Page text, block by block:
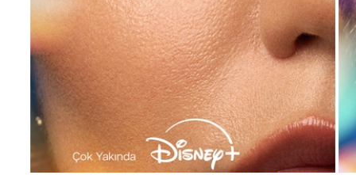
MERCAN KÖŞK dizisinin afişi hazır